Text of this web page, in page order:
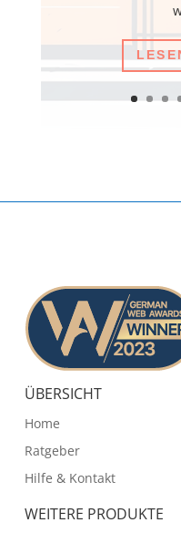
ÜBERSICHT
Home
Ratgeber
Hilfe & Kontakt
WEITERE PRODUKTE